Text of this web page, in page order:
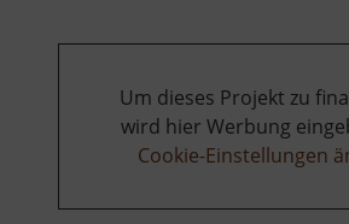
Um dieses Projekt zu
wird hier Werbung
Cookie-Einstellungen